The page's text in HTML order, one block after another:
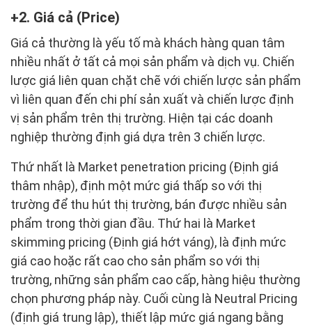
2. Giá cả (Price)
Giá cả thường là yếu tố mà khách hàng quan tâm
nhiều nhất ở tất cả mọi sản phẩm và dịch vụ. Chiến
lược giá liên quan chặt chẽ với chiến lược sản phẩm
vì liên quan đến chi phí sản xuất và chiến lược định
vị sản phẩm trên thị trường. Hiện tại các doanh
nghiệp thường định giá dựa trên 3 chiến lược.
Thứ nhất là Market penetration pricing (Định giá
thâm nhập), định một mức giá thấp so với thị
trường để thu hút thị trường, bán được nhiều sản
phẩm trong thời gian đầu. Thứ hai là Market
skimming pricing (Định giá hớt váng), là định mức
giá cao hoặc rất cao cho sản phẩm so với thị
trường, những sản phẩm cao cấp, hàng hiệu thường
chọn phương pháp này. Cuối cùng là Neutral Pricing
(định giá trung lập), thiết lập mức giá ngang bằng